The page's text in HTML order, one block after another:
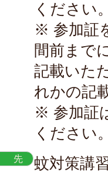
ください
※ 参加証
間前まで
記載いた
れかの記
※ 参加証
ください
先
蚊対策講